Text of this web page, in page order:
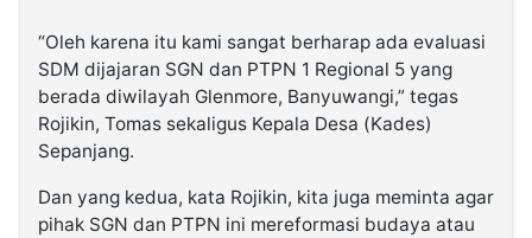
“Oleh karena itu kami sangat berharap ada evaluasi
SDM dijajaran SGN dan PTPN 1 Regional 5 yang
berada diwilayah Glenmore, Banyuwangi,” tegas
Rojikin, Tomas sekaligus Kepala Desa (Kades)
Sepanjang.
Dan yang kedua, kata Rojikin, kita juga meminta agar
pihak SGN dan PTPN ini mereformasi budaya atau